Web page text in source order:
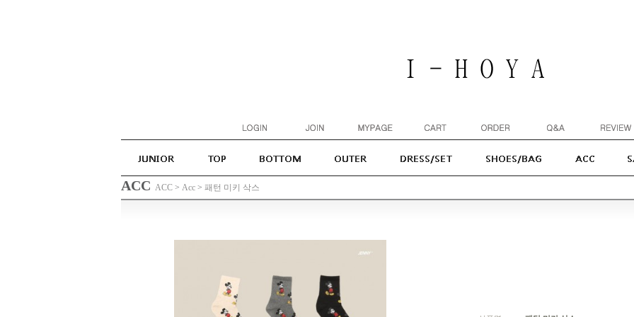
ACC ACC > Acc > 패턴 미키 삭스